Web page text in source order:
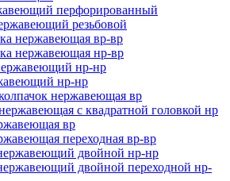
перфорированный
резьбовой
нержавеющая вр-вр
нержавеющая нр-вр
нр-нр
нр-нр
нержавеющая вр
с квадратной головкой нр
вр
переходная вр-вр
двойной нр-нр
двойной переходной нр-